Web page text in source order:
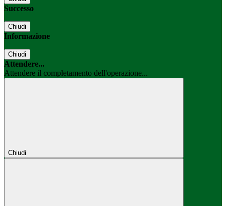
Successo
Chiudi
Informazione
Chiudi
Attendere...
Attendere il completamento dell'operazione...
Chiudi